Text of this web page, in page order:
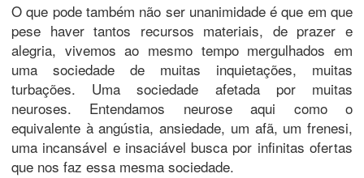
O que pode também não ser unanimidade é que em que
pese haver tantos recursos materiais, de prazer e
alegria, vivemos ao mesmo tempo mergulhados em
uma sociedade de muitas inquietações, muitas
turbações. Uma sociedade afetada por muitas
neuroses. Entendamos neurose aqui como o
equivalente à angústia, ansiedade, um afã, um frenesi,
uma incansável e insaciável busca por infinitas ofertas
que nos faz essa mesma sociedade.